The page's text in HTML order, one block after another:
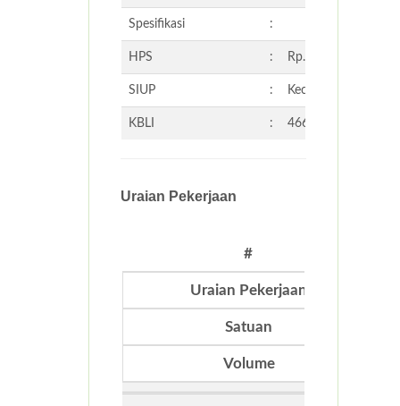
Spesifikasi :
HPS : Rp. 21.304.008,00
SIUP : Kecil
KBLI : 46639 -
Uraian Pekerjaan
#
Uraian Pekerjaan
Satuan
Volume